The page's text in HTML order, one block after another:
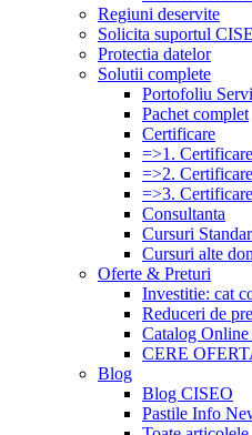
Regiuni deservite
Solicita suportul
Protectia datelor
Solutii complete
Portofoliu
Pachet complet
Certificare
=>1.
=>2.
=>3.
Consultanta
Cursuri
Cursuri alte
Oferte & Preturi
Investitie: cat
Reduceri de
Catalog
CERE
Blog
Blog CISEO
Pastile Info